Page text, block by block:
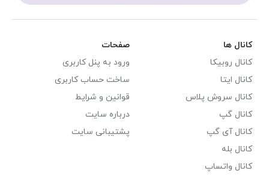
کانال ها
کانال روبیکا
کانال ایتا
کانال سروش پلاس
کانال گپ
کانال آی گپ
کانال بله
کانال واتساپ
صفحات
ورود به پنل کاربری
ساخت حساب کاربری
قوانین و شرایط
درباره سایت
پشتیبانی سایت